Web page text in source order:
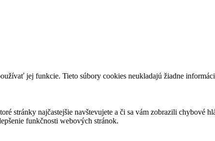
jej funkcie. Tieto súbory cookies neukladajú žiadne
stránky najčastejšie navštevujete a či sa vám zobrazili chybové
funkčnosti webových stránok.